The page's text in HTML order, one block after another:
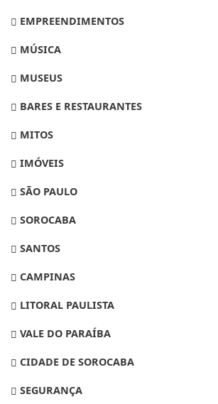
EMPREENDIMENTOS
MÚSICA
MUSEUS
BARES E RESTAURANTES
MITOS
IMÓVEIS
SÃO PAULO
SOROCABA
SANTOS
CAMPINAS
LITORAL PAULISTA
VALE DO PARAÍBA
CIDADE DE SOROCABA
SEGURANÇA